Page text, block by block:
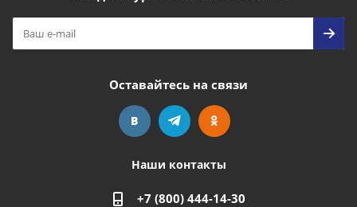
Оставайтесь на связи
Наши контакты
+7 (800) 444-14-30